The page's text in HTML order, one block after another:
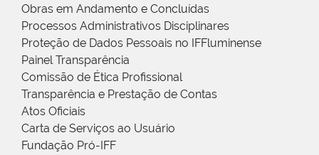
Obras em Andamento e Concluídas
Processos Administrativos Disciplinares
Proteção de Dados Pessoais no IFFluminense
Painel Transparência
Comissão de Ética Profissional
Transparência e Prestação de Contas
Atos Oficiais
Carta de Serviços ao Usuário
Fundação Pró-IFF